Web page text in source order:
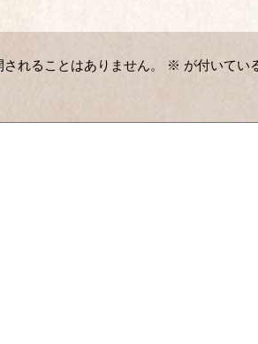
れることはありません。 ※ が付いてい